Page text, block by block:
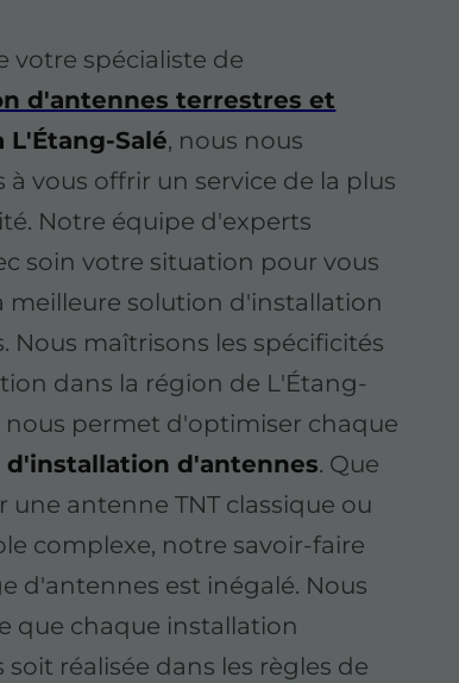
votre spécialiste de
d'antennes terrestres et
L'Étang-Salé, nous nous
à vous offrir un service de la plus
Notre équipe d'experts
soin votre situation pour vous
meilleure solution d'installation
Nous maîtrisons les spécificités
dans la région de L'Étang-
nous permet d'optimiser chaque
d'antennes. Que
une antenne TNT classique ou
complexe, notre savoir-faire
d'antennes est inégalé. Nous
que chaque installation
réalisée dans les règles de